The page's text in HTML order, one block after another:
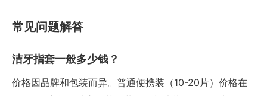
常见问题解答
洁牙指套一般多少钱？
价格因品牌和包装而异。普通便携装（10-20片）价格在